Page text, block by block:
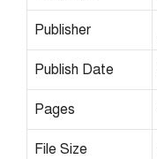
Publisher
Publish Date
Pages
File Size